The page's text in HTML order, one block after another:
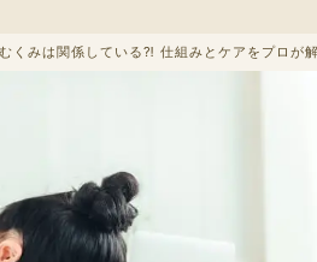
くみは関係している⁈ 仕組みとケアをプロが